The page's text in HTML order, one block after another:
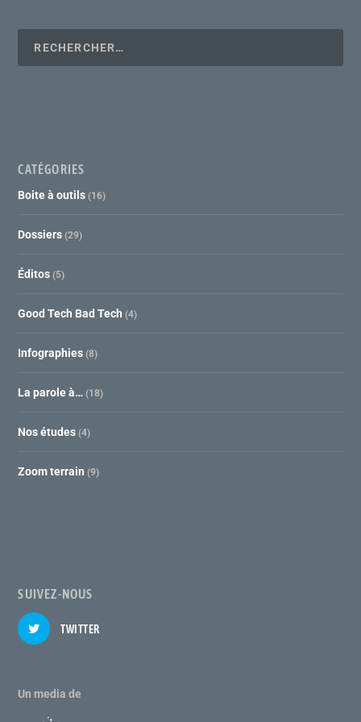
CATÉGORIES
Boite à outils (16)
Dossiers (29)
Éditos (5)
Good Tech Bad Tech (4)
Infographies (8)
La parole à… (18)
Nos études (4)
Zoom terrain (9)
SUIVEZ-NOUS
TWITTER
Un media de